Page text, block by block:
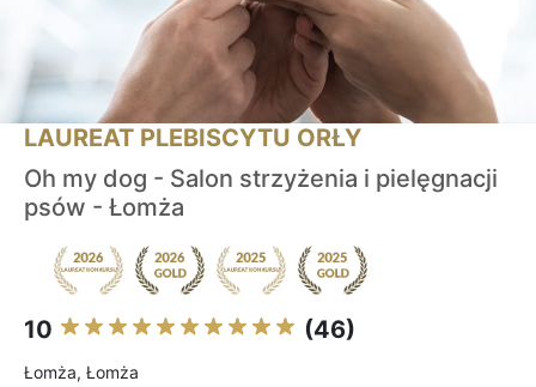
LAUREAT PLEBISCYTU ORŁY
Oh my dog - Salon strzyżenia i pielęgnacji
psów - Łomża
10 (46)
Łomża, Łomża